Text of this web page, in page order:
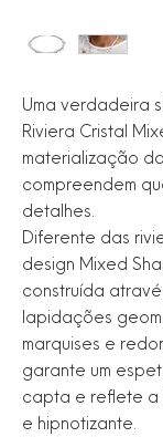
Uma verdadeira
Riviera Cristal
materialização
compreendem
detalhes.
Diferente das
design Mixed
construída
lapidações
marquises e
garante um
capta e reflete a
e hipnotizante.